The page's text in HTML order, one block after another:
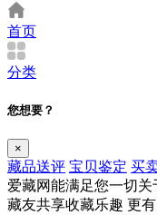
首页
分类
您想要？
×
藏品送评 宝贝鉴定 买
爱藏网能满足您一切
藏友共享收藏乐趣 更